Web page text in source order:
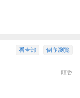
倒序瀏覽
看全部
頭香